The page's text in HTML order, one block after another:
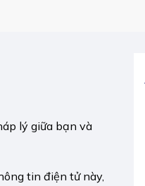
lý giữa bạn và
tin điện tử này,